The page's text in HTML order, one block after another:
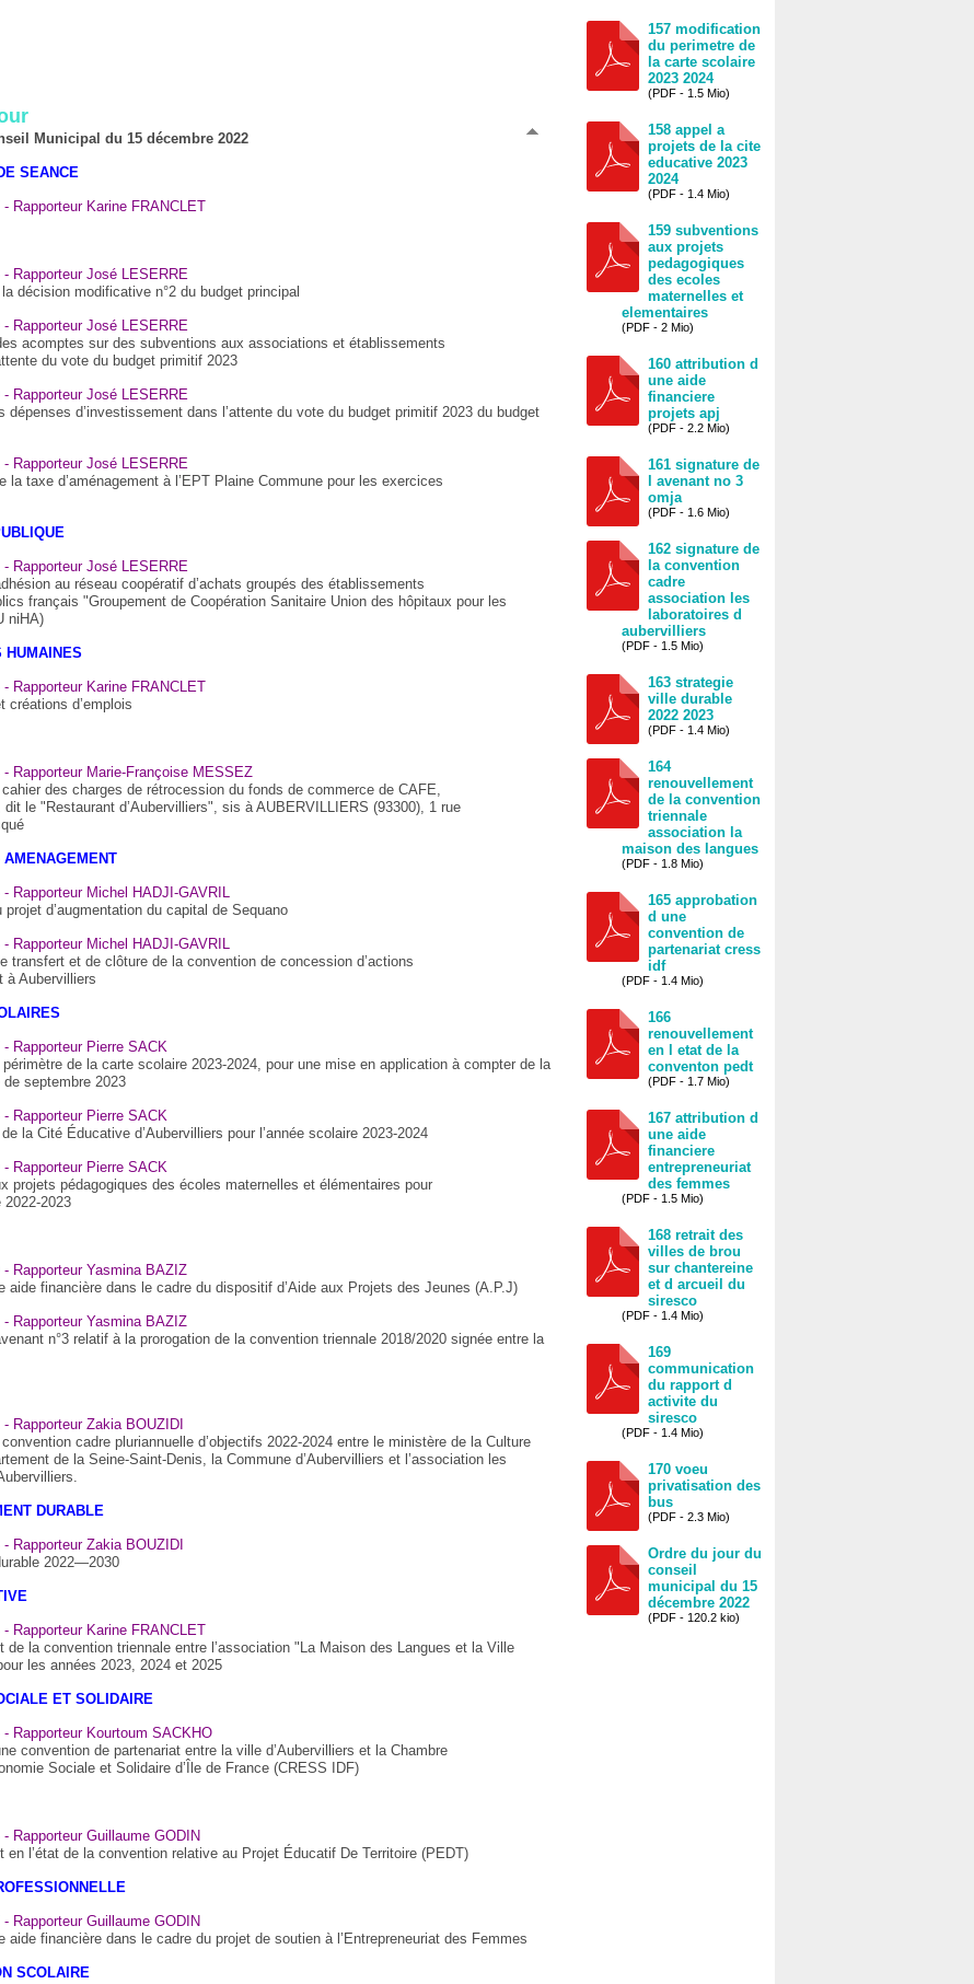
Municipal du 15 décembre 2022
SEANCE
- Rapporteur Karine FRANCLET
- Rapporteur José LESERRE
décision modificative n°2 du budget principal
- Rapporteur José LESERRE
acomptes sur des subventions aux associations et établissements
du vote du budget primitif 2023
- Rapporteur José LESERRE
dépenses d’investissement dans l’attente du vote du budget primitif 2023 du budget
- Rapporteur José LESERRE
la taxe d’aménagement à l’EPT Plaine Commune pour les exercices
- Rapporteur José LESERRE
au réseau coopératif d’achats groupés des établissements
français "Groupement de Coopération Sanitaire Union des hôpitaux pour les
niHA)
HUMAINES
- Rapporteur Karine FRANCLET
créations d’emplois
- Rapporteur Marie-Françoise MESSEZ
des charges de rétrocession du fonds de commerce de CAFE,
dit le "Restaurant d’Aubervilliers", sis à AUBERVILLIERS (93300), 1 rue
- Rapporteur Michel HADJI-GAVRIL
projet d’augmentation du capital de Sequano
- Rapporteur Michel HADJI-GAVRIL
transfert et de clôture de la convention de concession d’actions
à Aubervilliers
- Rapporteur Pierre SACK
de la carte scolaire 2023-2024, pour une mise en application à compter de la
septembre 2023
- Rapporteur Pierre SACK
la Cité Éducative d’Aubervilliers pour l’année scolaire 2023-2024
- Rapporteur Pierre SACK
projets pédagogiques des écoles maternelles et élémentaires pour
2022-2023
- Rapporteur Yasmina BAZIZ
aide financière dans le cadre du dispositif d’Aide aux Projets des Jeunes (A.P.J)
- Rapporteur Yasmina BAZIZ
n°3 relatif à la prorogation de la convention triennale 2018/2020 signée entre la
- Rapporteur Zakia BOUZIDI
cadre pluriannuelle d’objectifs 2022-2024 entre le ministère de la Culture
de la Seine-Saint-Denis, la Commune d’Aubervilliers et l’association les
DURABLE
- Rapporteur Zakia BOUZIDI
2022—2030
- Rapporteur Karine FRANCLET
de la convention triennale entre l’association "La Maison des Langues et la Ville
les années 2023, 2024 et 2025
ET SOLIDAIRE
- Rapporteur Kourtoum SACKHO
convention de partenariat entre la ville d’Aubervilliers et la Chambre
Sociale et Solidaire d’Île de France (CRESS IDF)
- Rapporteur Guillaume GODIN
en l’état de la convention relative au Projet Éducatif De Territoire (PEDT)
- Rapporteur Guillaume GODIN
aide financière dans le cadre du projet de soutien à l’Entrepreneuriat des Femmes
SCOLAIRE
157 modification
du perimetre de
la carte scolaire
2023 2024
(PDF - 1.5 Mio)
158 appel a
projets de la cite
educative 2023
2024
(PDF - 1.4 Mio)
159 subventions
aux projets
pedagogiques
des ecoles
maternelles et
elementaires
(PDF - 2 Mio)
160 attribution d
une aide
financiere
projets apj
(PDF - 2.2 Mio)
161 signature de
l avenant no 3
omja
(PDF - 1.6 Mio)
162 signature de
la convention
cadre
association les
laboratoires d
aubervilliers
(PDF - 1.5 Mio)
163 strategie
ville durable
2022 2023
(PDF - 1.4 Mio)
164
renouvellement
de la convention
triennale
association la
maison des langues
(PDF - 1.8 Mio)
165 approbation
d une
convention de
partenariat cress
idf
(PDF - 1.4 Mio)
166
renouvellement
en l etat de la
conventon pedt
(PDF - 1.7 Mio)
167 attribution d
une aide
financiere
entrepreneuriat
des femmes
(PDF - 1.5 Mio)
168 retrait des
villes de brou
sur chantereine
et d arcueil du
siresco
(PDF - 1.4 Mio)
169
communication
du rapport d
activite du
siresco
(PDF - 1.4 Mio)
170 voeu
privatisation des
bus
(PDF - 2.3 Mio)
Ordre du jour du
conseil
municipal du 15
décembre 2022
(PDF - 120.2 kio)